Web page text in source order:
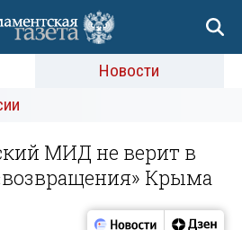
Новости
МИД не верит в
Крыма